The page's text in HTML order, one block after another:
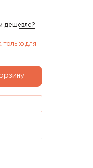
дешевле?
только для